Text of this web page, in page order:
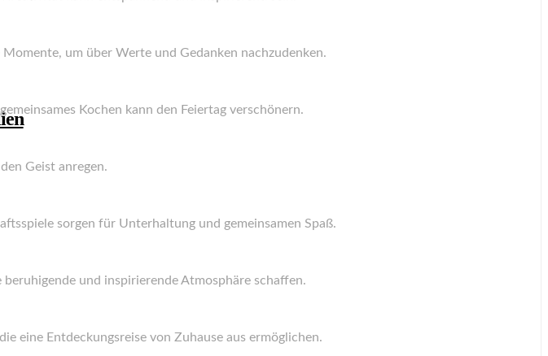
um über Werte und Gedanken nachzudenken.
Kochen kann den Feiertag verschönern.
Geist anregen.
sorgen für Unterhaltung und gemeinsamen Spaß.
und inspirierende Atmosphäre schaffen.
eine Entdeckungsreise von Zuhause aus ermöglichen.